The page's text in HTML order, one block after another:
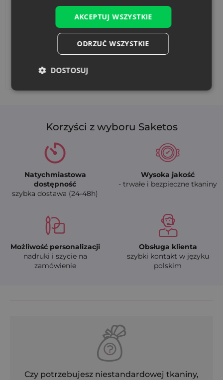
Dodaj nadruk
Korzyści z wyboru Saketos
Natychmiastowa
dostępność
szybka dostawa (24-48h)
Wysoka jakość
- trwałe i bezpieczne tkaniny
Możliwość personalizacji
nadruki i szycie na
zamówienie
Obsługa klienta
szybki kontakt w języku
polskim
Czy potrzebujesz niestandardowej tkaniny,
AKCEPTUJ WSZYSTKIE
ODRZUĆ WSZYSTKIE
DOSTOSUJ